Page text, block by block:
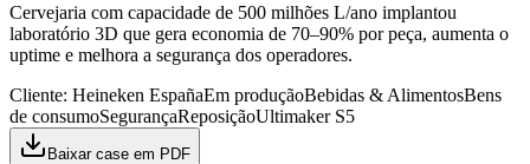
Cervejaria com capacidade de 500 milhões L/ano implantou
laboratório 3D que gera economia de 70–90% por peça, aumenta o
uptime e melhora a segurança dos operadores.
Cliente: Heineken EspañaEm produçãoBebidas & AlimentosBens
de consumoSegurançaReposiçãoUltimaker S5
Baixar case em PDF